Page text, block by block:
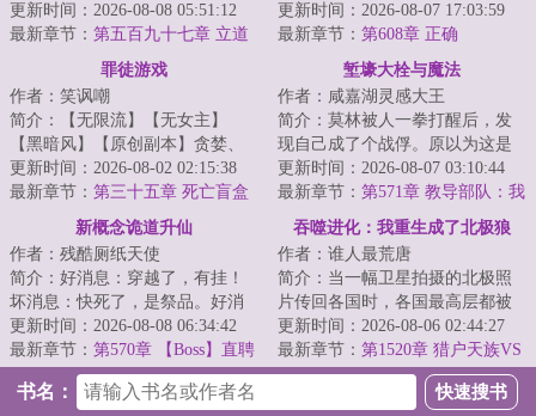
的边境检查官。每一个想要加入
幸福城的幸存者...
更新时间：2026-08-08 05:51:12
最新章节： 第五百九十七章 立道
七步，再唤谭铭！
求生，幸存者一边要面对深渊的
恶劣环境，一边...
更新时间：2026-08-07 17:03:59
最新章节： 第608章 正确
罪徒游戏
作者：笑讽嘲
简介：【无限流】【无女主】
【黑暗风】【原创副本】贪婪、
暴戾、冷酷、逐利……毁灭、死
亡、颠覆、变革…...
更新时间：2026-08-02 02:15:38
最新章节： 第三十五章 死亡盲盒
（四）“让我看看你的天资”
堑壕大栓与魔法
作者：咸嘉湖灵感大王
简介：莫林被人一拳打醒后，发
现自己成了个战俘。原以为这是
个类似一战爆发前夜的世界，却
发现实际情况比...
更新时间：2026-08-07 03:10:44
最新章节： 第571章 教导部队：我
已启动！
新概念诡道升仙
作者：残酷厕纸天使
简介：好消息：穿越了，有挂！
坏消息：快死了，是祭品。好消
息：我已成功奴役了邪神！…打
开为入侵仙界而...
更新时间：2026-08-08 06:34:42
最新章节： 第570章 【Boss】直聘
吞噬进化：我重生成了北极狼
作者：谁人最荒唐
简介：当一幅卫星拍摄的北极照
片传回各国时，各国最高层都被
照片内容震惊了。他们看到了北
极数以万计的狼...
更新时间：2026-08-06 02:44:27
最新章节： 第1520章 猎户天族VS
星团群雄（十五）
书名：